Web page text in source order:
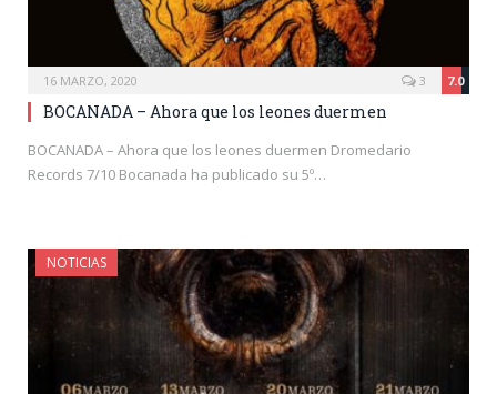
16 MARZO, 2020 7.0
3
BOCANADA – Ahora que los leones duermen
BOCANADA – Ahora que los leones duermen Dromedario
Records 7/10 Bocanada ha publicado su 5º…
NOTICIAS